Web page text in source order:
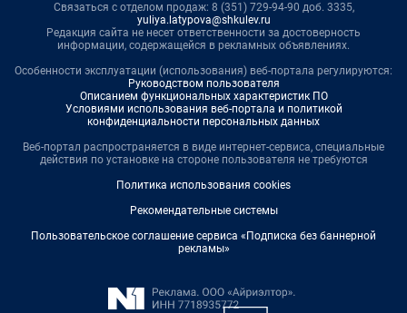
Связаться с отделом продаж: 8 (351) 729-94-90 доб. 3335,
yuliya.latypova@shkulev.ru
Редакция сайта не несет ответственности за достоверность
информации, содержащейся в рекламных объявлениях.
Особенности эксплуатации (использования) веб-портала регулируются:
Руководством пользователя
Описанием функциональных характеристик ПО
Условиями использования веб-портала и политикой
конфиденциальности персональных данных
Веб-портал распространяется в виде интернет-сервиса, специальные
действия по установке на стороне пользователя не требуются
Политика использования cookies
Рекомендательные системы
Пользовательское соглашение сервиса «Подписка без баннерной
рекламы»